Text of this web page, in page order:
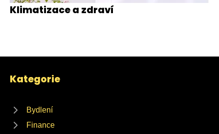
Klimatizace a zdraví
Kategorie
Bydlení
Finance